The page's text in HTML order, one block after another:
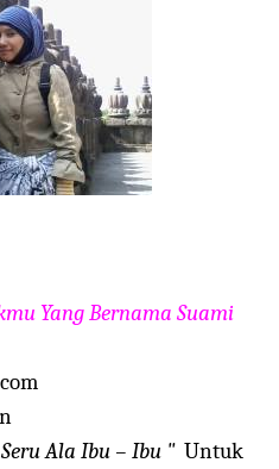
Yang Bernama Suami
Seru Ala Ibu – Ibu " Untuk